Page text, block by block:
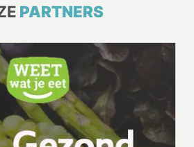
PARTNERS